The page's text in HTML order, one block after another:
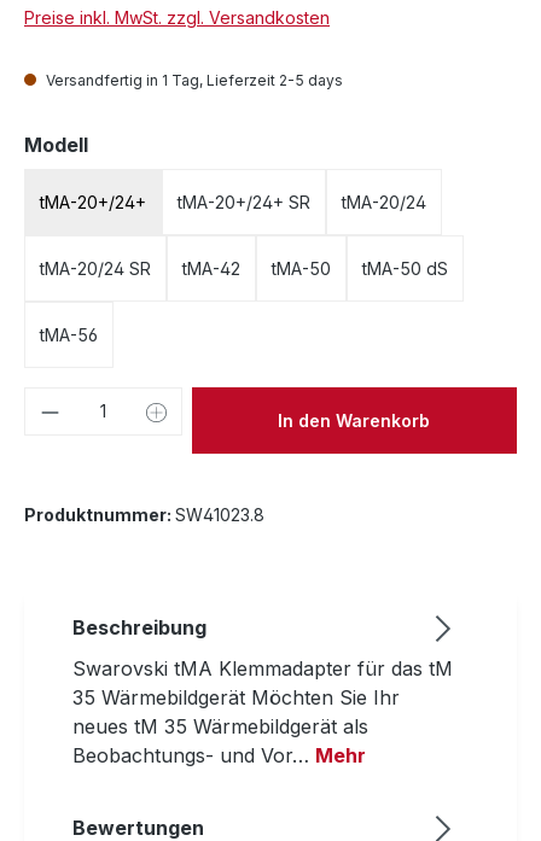
Preise inkl. MwSt. zzgl. Versandkosten
Versandfertig in 1 Tag, Lieferzeit 2-5 days
Modellauswählen
tMA-20+/24+ tMA-20+/24+ SR tMA-20/24
tMA-20/24 SR tMA-42 tMA-50 tMA-50 dS
tMA-56
Produkt Anzahl: Gib denIn den Warenkorb
Produktnummer: SW41023.8
Beschreibung
Swarovski tMA Klemmadapter für das tM
35 Wärmebildgerät Möchten Sie Ihr
neues tM 35 Wärmebildgerät als
Beobachtungs- und Vor… Mehr
Bewertungen